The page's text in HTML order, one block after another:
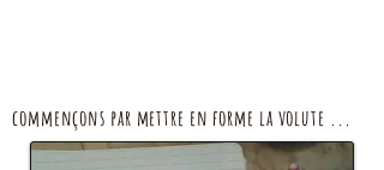
commençons par mettre en forme la volute ...